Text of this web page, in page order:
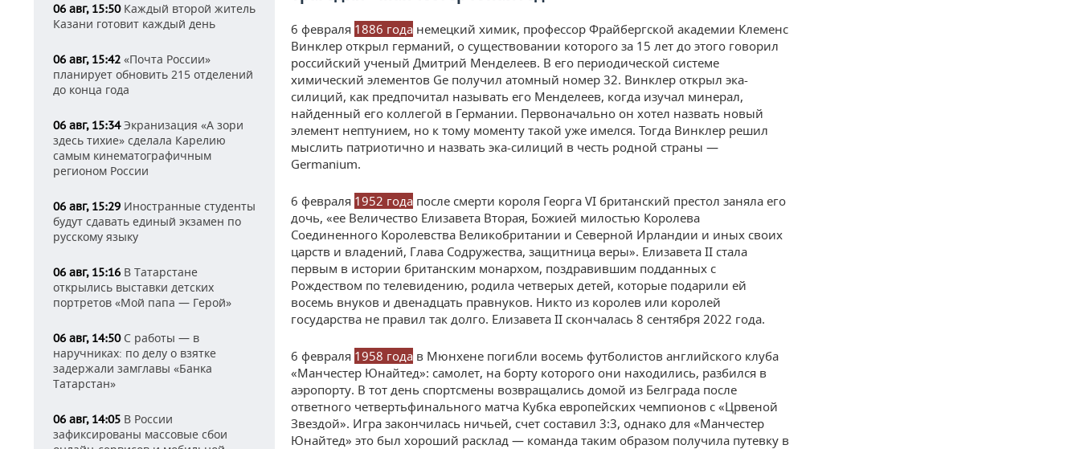
06 авг, 15:50Каждый второй житель
Казани готовит каждый день
06 авг, 15:42 «Почта России»
планирует обновить 215 отделений
до конца года
06 авг, 15:34Экранизация «А зори
здесь тихие» сделала Карелию
самым кинематографичным
регионом России
06 авг, 15:29 Иностранные студенты
будут сдавать единый экзамен по
русскому языку
06 авг, 15:16 В Татарстане
открылись выставки детских
портретов «Мой папа — Герой»
06 авг, 14:50С работы — в
наручниках: по делу о взятке
задержали замглавы «Банка
Татарстан»
06 авг, 14:05 В России
зафиксированы массовые сбои
6 февраля 1886 года немецкий химик, профессор Фрайбергской академии Клеменс
Винклер открыл германий, о существовании которого за 15 лет до этого говорил
российский ученый Дмитрий Менделеев. В его периодической системе
химический элементов Ge получил атомный номер 32. Винклер открыл эка-
силиций, как предпочитал называть его Менделеев, когда изучал минерал,
найденный его коллегой в Германии. Первоначально он хотел назвать новый
элемент нептунием, но к тому моменту такой уже имелся. Тогда Винклер решил
мыслить патриотично и назвать эка-силиций в честь родной страны —
Germanium.
6 февраля 1952 года после смерти короля Георга VI британский престол заняла его
дочь, «ее Величество Елизавета Вторая, Божией милостью Королева
Соединенного Королевства Великобритании и Северной Ирландии и иных своих
царств и владений, Глава Содружества, защитница веры». Елизавета II стала
первым в истории британским монархом, поздравившим подданных с
Рождеством по телевидению, родила четверых детей, которые подарили ей
восемь внуков и двенадцать правнуков. Никто из королев или королей
государства не правил так долго. Елизавета II скончалась 8 сентября 2022 года.
6 февраля 1958 года в Мюнхене погибли восемь футболистов английского клуба
«Манчестер Юнайтед»: самолет, на борту которого они находились, разбился в
аэропорту. В тот день спортсмены возвращались домой из Белграда после
ответного четвертьфинального матча Кубка европейских чемпионов с «Црвеной
Звездой». Игра закончилась ничьей, счет составил 3:3, однако для «Манчестер
Юнайтед» это был хороший расклад — команда таким образом получила путевку в